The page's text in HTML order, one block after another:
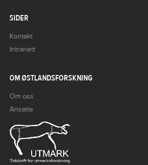
SIDER
Kontakt
Intranett
OM ØSTLANDSFORSKNING
Om oss
Ansatte